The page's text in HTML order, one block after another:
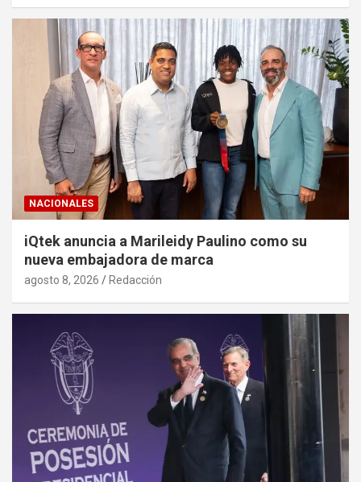
NACIONALES
iQtek anuncia a Marileidy Paulino como su
nueva embajadora de marca
agosto 8, 2026 Redacción